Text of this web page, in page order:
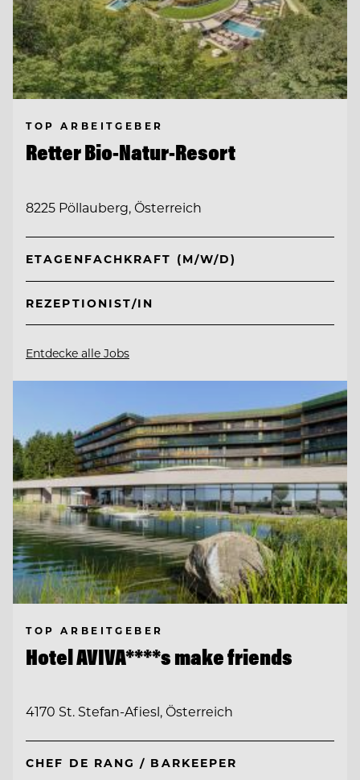
TOP ARBEITGEBER
Retter Bio-Natur-Resort
8225 Pöllauberg, Österreich
ETAGENFACHKRAFT (M/W/D)
REZEPTIONIST/IN
Entdecke alle Jobs
TOP ARBEITGEBER
Hotel AVIVA****s make friends
4170 St. Stefan-Afiesl, Österreich
CHEF DE RANG / BARKEEPER